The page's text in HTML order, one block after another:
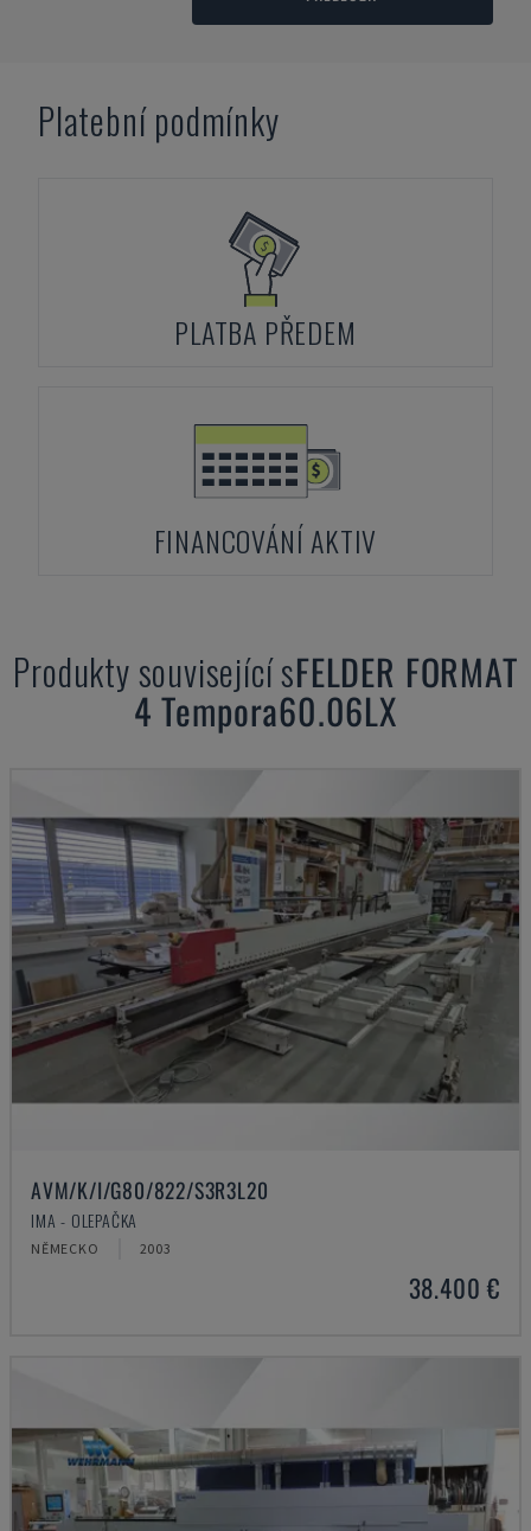
Platební podmínky
PLATBA PŘEDEM
FINANCOVÁNÍ AKTIV
Produkty související sFELDER FORMAT
4 Tempora60.06LX
AVM/K/I/G80/822/S3R3L20
IMA - OLEPAČKA
NĚMECKO 2003
38.400 €